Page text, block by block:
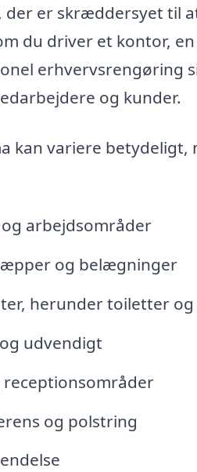
er skræddersyet til
du driver et kontor,
erhvervsrengøring
og kunder.
kan variere betydeligt,
arbejdsområder
og belægninger
herunder toiletter
udvendigt
og polstring